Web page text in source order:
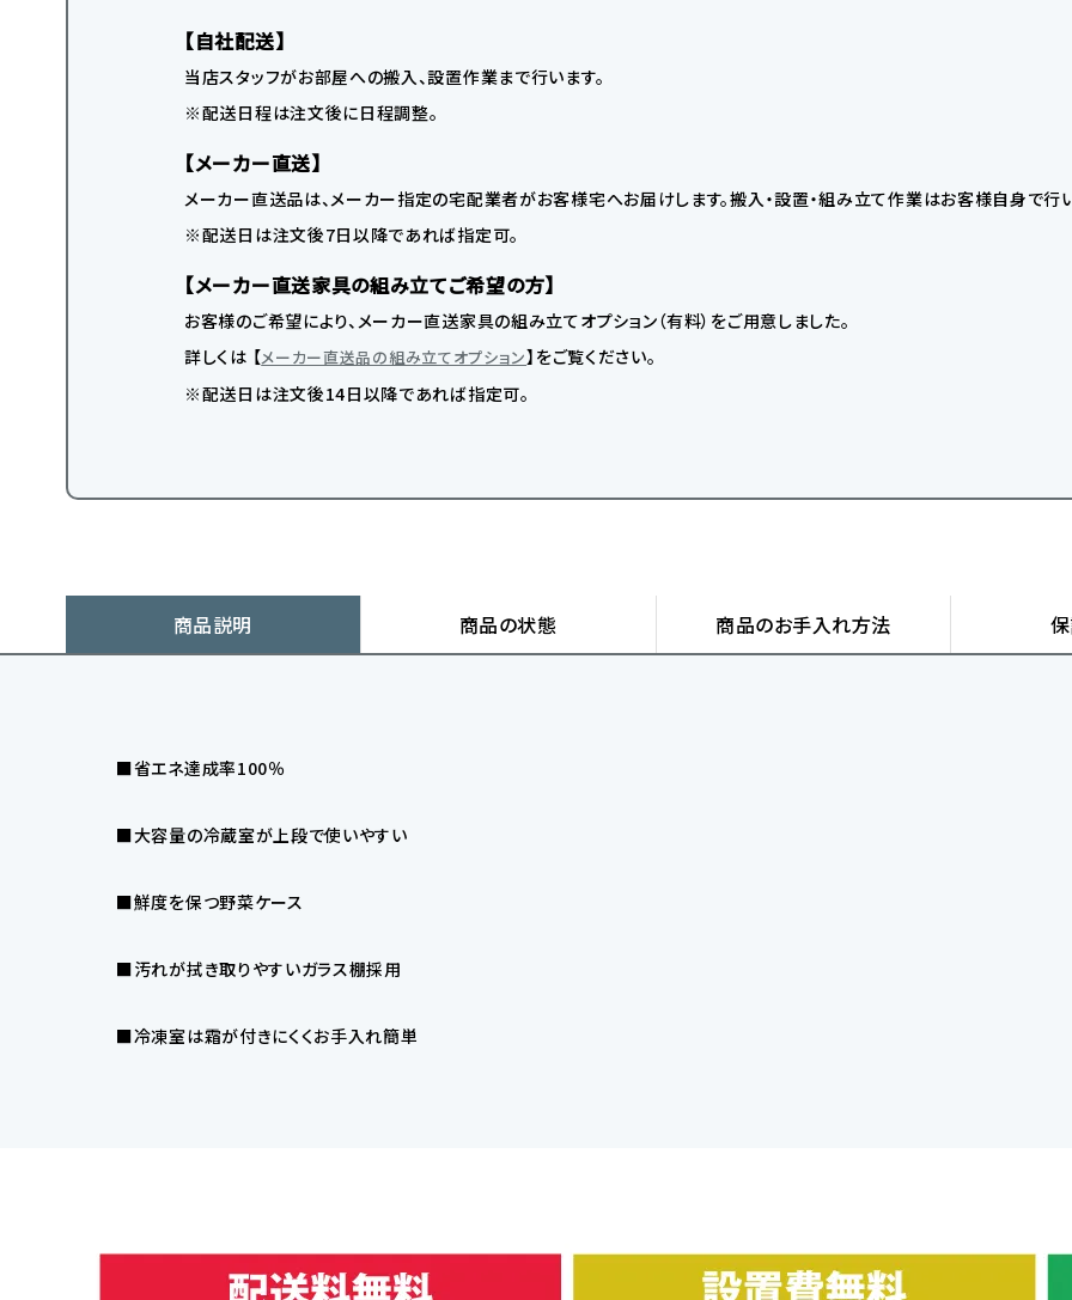
【自社配送】
当店スタッフがお部屋への搬入、設置作業まで行います。
※配送日程は注文後に日程調整。
【メーカー直送】
メーカー直送品は、メーカー指定の宅配業者がお客様宅へお届けします。搬入・設置・組み立て作業はお客様自身で行
※配送日は注文後7日以降であれば指定可。
【メーカー直送家具の組み立てご希望の方】
お客様のご希望により、メーカー直送家具の組み立てオプション（有料）をご用意しました。
詳しくは 【メーカー直送品の組み立てオプション】をご覧ください。
※配送日は注文後14日以降であれば指定可。
商品説明 商品の状態 商品のお手入れ方法
■省エネ達成率100％
■大容量の冷蔵室が上段で使いやすい
■鮮度を保つ野菜ケース
■汚れが拭き取りやすいガラス棚採用
■冷凍室は霜が付きにくくお手入れ簡単